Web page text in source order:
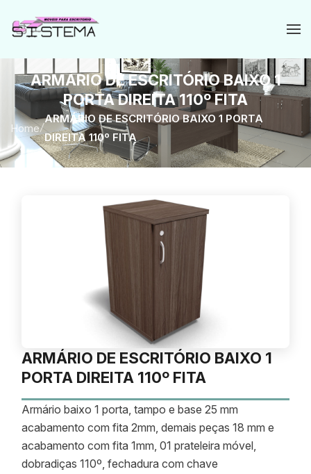
ARMÁRIO DE ESCRITÓRIO BAIXO 1
PORTA DIREITA 110º FITA
Home/
ARMÁRIO DE ESCRITÓRIO BAIXO 1 PORTA
DIREITA 110º FITA
ARMÁRIO DE ESCRITÓRIO BAIXO 1
PORTA DIREITA 110º FITA
Armário baixo 1 porta, tampo e base 25 mm
acabamento com fita 2mm, demais peças 18 mm e
acabamento com fita 1mm, 01 prateleira móvel,
dobradiças 110º, fechadura com chave